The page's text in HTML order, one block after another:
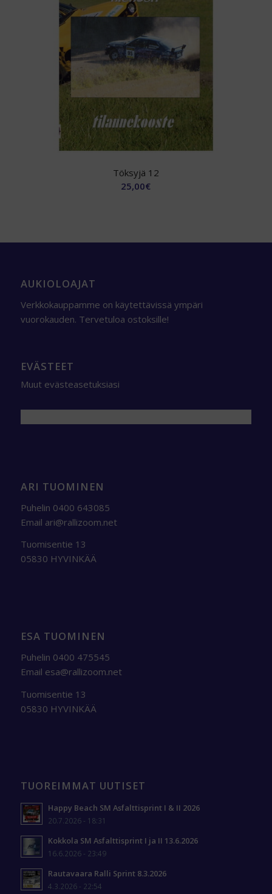
Töksyjä 12
25,00€
AUKIOLOAJAT
Verkkokauppamme on käytettävissä ympäri
vuorokauden. Tervetuloa ostoksille!
EVÄSTEET
Muut evästeasetuksiasi
ARI TUOMINEN
Puhelin 0400 643085
Email ari@rallizoom.net
Tuomisentie 13
05830 HYVINKÄÄ
ESA TUOMINEN
Puhelin 0400 475545
Email esa@rallizoom.net
Tuomisentie 13
05830 HYVINKÄÄ
TUOREIMMAT UUTISET
Happy Beach SM Asfalttisprint I & II 2026
20.7.2026 - 18:31
Kokkola SM Asfalttisprint I ja II 13.6.2026
16.6.2026 - 23:49
Rautavaara Ralli Sprint 8.3.2026
4.3.2026 - 22:54